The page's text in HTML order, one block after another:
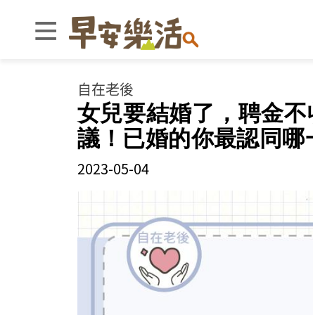
自在老後
女兒要結婚了，聘金
議！已婚的你最認同哪
2023-05-04